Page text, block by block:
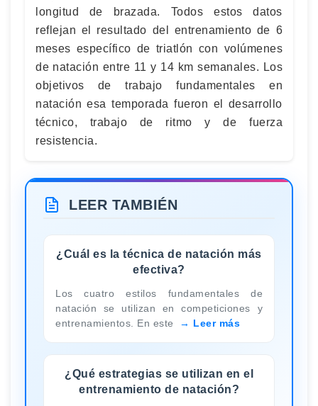
longitud de brazada. Todos estos datos
reflejan el resultado del entrenamiento de 6
meses específico de triatlón con volúmenes
de natación entre 11 y 14 km semanales. Los
objetivos de trabajo fundamentales en
natación esa temporada fueron el desarrollo
técnico, trabajo de ritmo y de fuerza
resistencia.
LEER TAMBIÉN
¿Cuál es la técnica de natación más
efectiva?
Los cuatro estilos fundamentales de
natación se utilizan en competiciones y
entrenamientos. En este
Leer más
¿Qué estrategias se utilizan en el
entrenamiento de natación?